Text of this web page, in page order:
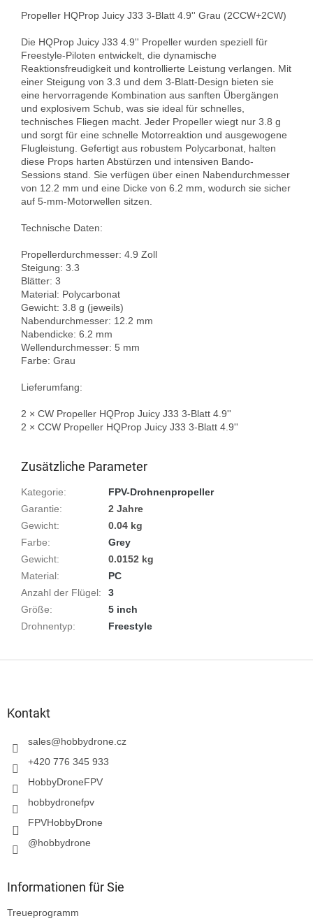
Propeller HQProp Juicy J33 3-Blatt 4.9'' Grau (2CCW+2CW)
Die HQProp Juicy J33 4.9'' Propeller wurden speziell für
Freestyle-Piloten entwickelt, die dynamische
Reaktionsfreudigkeit und kontrollierte Leistung verlangen. Mit
einer Steigung von 3.3 und dem 3-Blatt-Design bieten sie
eine hervorragende Kombination aus sanften Übergängen
und explosivem Schub, was sie ideal für schnelles,
technisches Fliegen macht. Jeder Propeller wiegt nur 3.8 g
und sorgt für eine schnelle Motorreaktion und ausgewogene
Flugleistung. Gefertigt aus robustem Polycarbonat, halten
diese Props harten Abstürzen und intensiven Bando-
Sessions stand. Sie verfügen über einen Nabendurchmesser
von 12.2 mm und eine Dicke von 6.2 mm, wodurch sie sicher
auf 5-mm-Motorwellen sitzen.
Technische Daten:
Propellerdurchmesser: 4.9 Zoll
Steigung: 3.3
Blätter: 3
Material: Polycarbonat
Gewicht: 3.8 g (jeweils)
Nabendurchmesser: 12.2 mm
Nabendicke: 6.2 mm
Wellendurchmesser: 5 mm
Farbe: Grau
Lieferumfang:
2 × CW Propeller HQProp Juicy J33 3-Blatt 4.9''
2 × CCW Propeller HQProp Juicy J33 3-Blatt 4.9''
Zusätzliche Parameter
Kategorie:
FPV-Drohnenpropeller
Garantie:
2 Jahre
Gewicht:
0.04 kg
Farbe:
Grey
Gewicht:
0.0152 kg
Material:
PC
Anzahl der Flügel:
3
Größe:
5 inch
Drohnentyp: Freestyle
Kontakt
sales@hobbydrone.cz
+420 776 345 933
HobbyDroneFPV
hobbydronefpv
FPVHobbyDrone
@hobbydrone
Informationen für Sie
Treueprogramm